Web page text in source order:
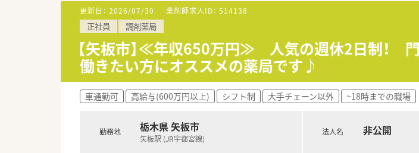
更新日： 2026/07/30 薬剤師求人ID： 514138
正社員 調剤薬局
【矢板市】≪年収650万円≫ 人気の週休2日制！
働きたい方にオススメの薬局です♪
車通勤可 高給与(600万円以上) シフト制 大手チェーン以外 ~18時までの職場
勤務地 栃木県 矢板市
矢板駅 (JR宇都宮線)
法人名 非公開